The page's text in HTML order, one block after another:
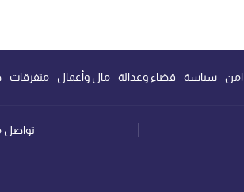
امن سياسة قضاء وعدالة مال وأعمال متفرقات
تواصل